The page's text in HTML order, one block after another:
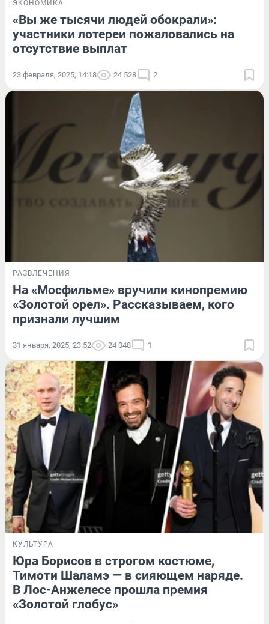
ЭКОНОМИКА
«Вы же тысячи людей обокрали»:
участники лотереи пожаловались на
отсутствие выплат
23 февраля, 2025, 14:18 24 528 2
РАЗВЛЕЧЕНИЯ
На «Мосфильме» вручили кинопремию
«Золотой орел». Рассказываем, кого
признали лучшим
31 января, 2025, 23:52 24 048 1
КУЛЬТУРА
Юра Борисов в строгом костюме,
Тимоти Шаламэ — в сияющем наряде.
В Лос-Анжелесе прошла премия
«Золотой глобус»